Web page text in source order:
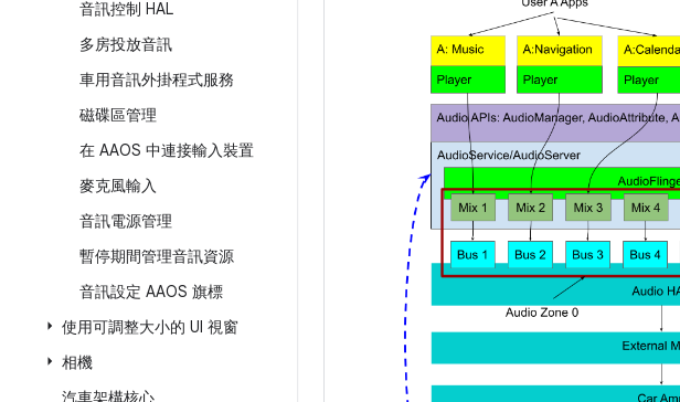
音訊控制 HAL
多房投放音訊
車用音訊外掛程式服務
磁碟區管理
在 AAOS 中連接輸入裝置
麥克風輸入
音訊電源管理
暫停期間管理音訊資源
音訊設定 AAOS 旗標
使用可調整大小的 UI 視窗
相機
汽車架構核心